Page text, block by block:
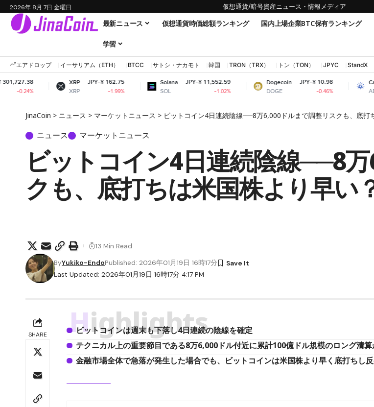
2026年 8月 7日 金曜日 仮想通貨/暗号資産ニュース・情報メディア
最新ニュース 仮想通貨時価総額ランキング 国内上場企業BTC保有ランキング
学習
エアドロップ イーサリアム（ETH） BTCC サトシ・ナカモト 韓国 TRON（TRX） トン（TON） JPYC StandX
XRP
XRP
JPY-¥ 162.75
-1.99%
Solana
SOL
JPY-¥ 11,552.59
Dogecoin
DOGE
JPY-¥ 10.98
-0.46%
Cardano
ADA
JinaCoin > ニュース > マーケットニュース > ビットコイン4日連続陰線──8万6,000ドルまで調整リスクも、底打
ニュース マーケットニュース
ビットコイン4日連続陰線──8
クも、底打ちは米国株より早い
Last Updated: 2026年01月19日 16時17分 4:17 PM
ByYukiko-EndoPublished: 2026年01月19日 16時17分
13 Min Read
SHARE Highlights
ビットコインは週末も下落し4日連続の陰線を確定
テクニカル上の重要節目である8万6,000ドル付近に累計100億ドル規模のロング清算
金融市場全体で急落が発生した場合でも、ビットコインは米国株より早く底打ちし